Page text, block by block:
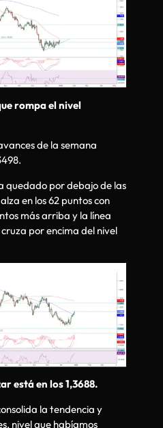
rompa el nivel
de la semana
quedado por debajo de las
en los 62 puntos con
más arriba y la línea
por encima del nivel
está en los 1,3688.
la tendencia y
nivel que habíamos